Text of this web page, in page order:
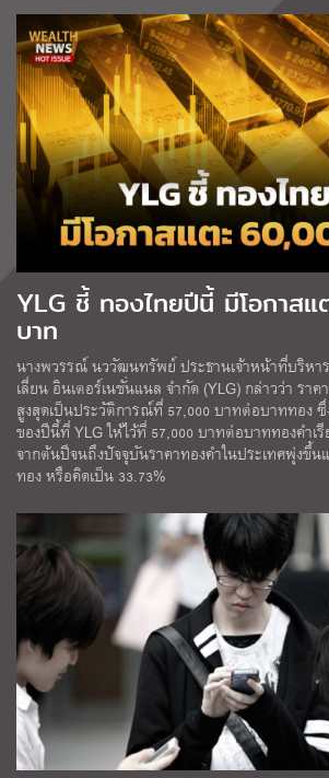
YLG ชี้ ทองไทยปีนี้ มีโอกาสแ
บาท
นางพวรรณ์ นววัฒนทรัพย์ ประธานเจ้าหน้าที่บริหา
เลี่ยน อินเตอร์เนชั่นแนล จำกัด (YLG) กล่าวว่า รา
สูงสุดเป็นประวัติการณ์ที่ 57,000 บาทต่อบาททอง
ของปีนี้ที่ YLG ให้ไว้ที่ 57,000 บาทต่อบาททองคำเ
จากต้นปีจนถึงปัจจุบันราคาทองคำในประเทศพุ่งขึ้
ทอง หรือคิดเป็น 33.73%